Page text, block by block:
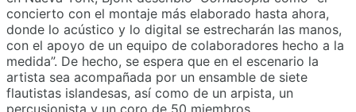
concierto con el montaje más elaborado hasta ahora,
donde lo acústico y lo digital se estrecharán las manos,
con el apoyo de un equipo de colaboradores hecho a la
medida”. De hecho, se espera que en el escenario la
artista sea acompañada por un ensamble de siete
flautistas islandesas, así como de un arpista, un
percusionista y un coro de 50 miembros.